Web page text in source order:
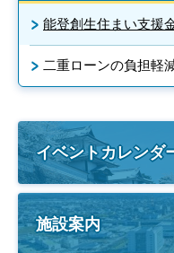
能登創生住まい支援
二重ローンの負担軽
イベントカレンダ
施設案内